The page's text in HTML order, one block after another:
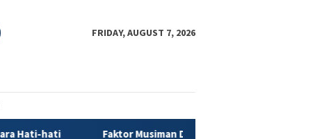
FRIDAY, AUGUST 7, 2026
Faktor Musiman Dongkrak Pertumbuhan Ekonomi 5,29 Persen